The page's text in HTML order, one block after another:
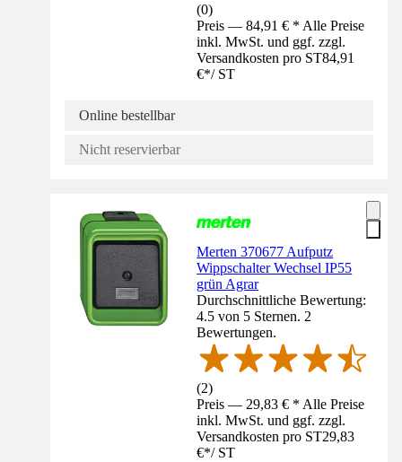
(0)
Preis — 84,91 € * Alle Preise
inkl. MwSt. und ggf. zzgl.
Versandkosten pro ST84,91
€*/ ST
Online bestellbar
Nicht reservierbar
Merten 370677 Aufputz
Wippschalter Wechsel IP55
grün Agrar
Durchschnittliche Bewertung:
4.5 von 5 Sternen. 2
Bewertungen.
(2)
Preis — 29,83 € * Alle Preise
inkl. MwSt. und ggf. zzgl.
Versandkosten pro ST29,83
€*/ ST